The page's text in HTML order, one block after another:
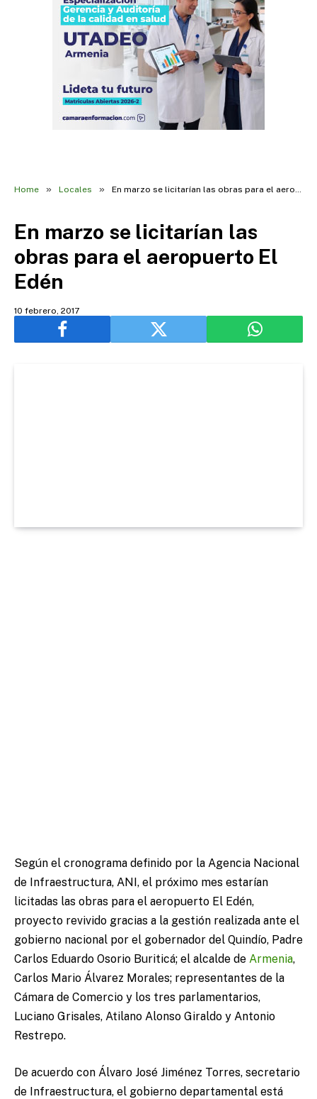
Home » Locales » En marzo se licitarían las obras para el aeropuerto El Edén
En marzo se licitarían las
obras para el aeropuerto El
Edén
10 febrero, 2017
Según el cronograma definido por la Agencia Nacional
de Infraestructura, ANI, el próximo mes estarían
licitadas las obras para el aeropuerto El Edén,
proyecto revivido gracias a la gestión realizada ante el
gobierno nacional por el gobernador del Quindío, Padre
Carlos Eduardo Osorio Buriticá; el alcalde de Armenia,
Carlos Mario Álvarez Morales; representantes de la
Cámara de Comercio y los tres parlamentarios,
Luciano Grisales, Atilano Alonso Giraldo y Antonio
Restrepo.
De acuerdo con Álvaro José Jiménez Torres, secretario
de Infraestructura, el gobierno departamental está